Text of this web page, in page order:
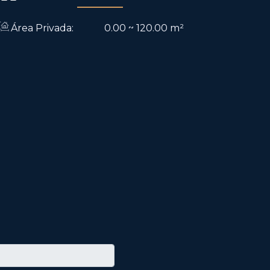
Área Privada: 0.00 ~ 120.00 m²